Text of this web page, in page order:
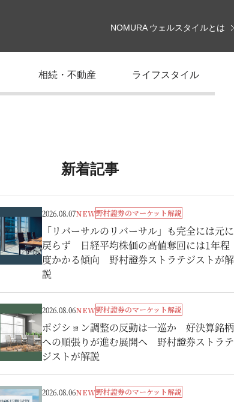
NOMURA ウェルスタイルとは
相続・不動産 ライフスタイル
新着記事
2026.08.07NEW野村證券のマーケット解説
「リバーサルのリバーサル」も完全には元に
戻らず 日経平均株価の高値奪回には1年程
度かかる傾向 野村證券ストラテジストが解
説
2026.08.06NEW野村證券のマーケット解説
ポジション調整の反動は一巡か 好決算銘柄
への順張りが進む展開へ 野村證券ストラテ
ジストが解説
2026.08.06NEW野村證券のマーケット解説